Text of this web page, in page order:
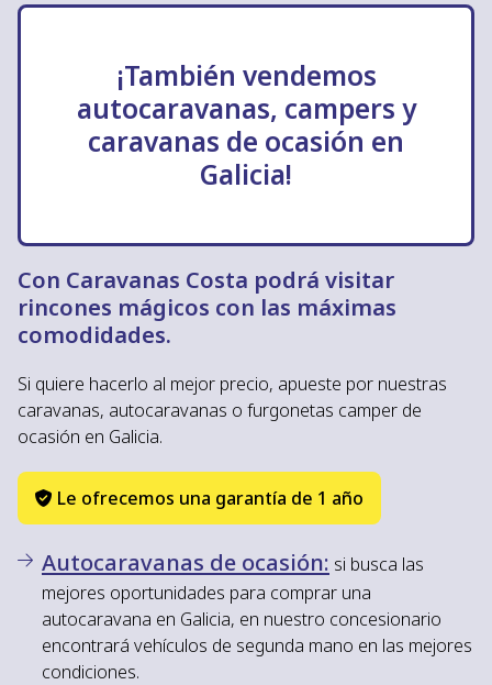
Caravanas Costa!
¡También vendemos
autocaravanas, campers y
caravanas de ocasión en
Galicia!
Con Caravanas Costa podrá visitar
rincones mágicos con las máximas
comodidades.
Si quiere hacerlo al mejor precio, apueste por nuestras
caravanas, autocaravanas o furgonetas camper de
ocasión en Galicia.
Le ofrecemos una garantía de 1 año
Autocaravanas de ocasión: si busca las
mejores oportunidades para comprar una
autocaravana en Galicia, en nuestro concesionario
encontrará vehículos de segunda mano en las mejores
condiciones.